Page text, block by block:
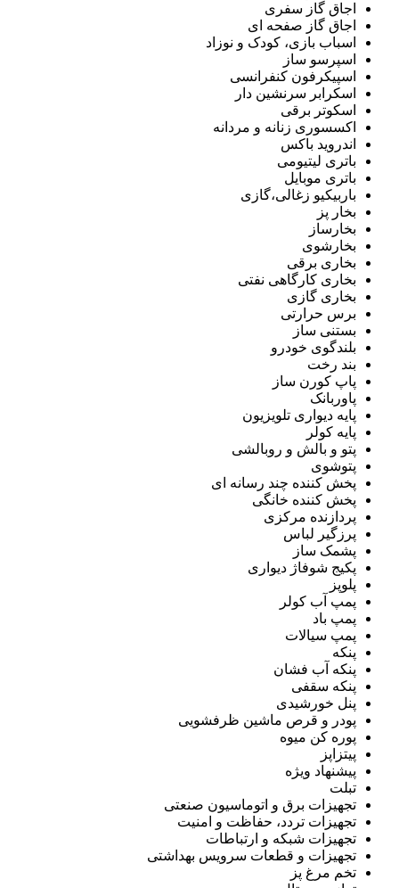
اجاق گاز سفری
اجاق گاز صفحه ای
اسباب بازی، کودک و نوزاد
اسپرسو ساز
اسپیکرفون کنفرانسی
اسکرابر سرنشین دار
اسکوتر برقی
اکسسوری زنانه و مردانه
اندروید باکس
باتری لیتیومی
باتری موبایل
باربیکیو زغالی،گازی
بخار پز
بخارساز
بخارشوی
بخاری برقی
بخاری کارگاهی نفتی
بخاری گازی
برس حرارتی
بستنی ساز
بلندگوی خودرو
بند رخت
پاپ کورن ساز
پاوربانک
پایه دیواری تلویزیون
پایه کولر
پتو و بالش و روبالشی
پتوشوی
پخش کننده چند رسانه ای
پخش کننده خانگی
پردازنده مرکزی
پرزگیر لباس
پشمک ساز
پکیج شوفاژ دیواری
پلوپز
پمپ آب کولر
پمپ باد
پمپ سیالات
پنکه
پنکه آب فشان
پنکه سقفی
پنل خورشیدی
پودر و قرص ماشین ظرفشویی
پوره کن میوه
پیتزاپز
پیشنهاد ویژه
تبلت
تجهیزات برق و اتوماسیون صنعتی
تجهیزات تردد، حفاظت و امنیت
تجهیزات شبکه و ارتباطات
تجهیزات و قطعات سرویس بهداشتی
تخم مرغ پز